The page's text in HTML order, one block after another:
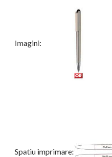
Imagini:
Spatiu imprimare: